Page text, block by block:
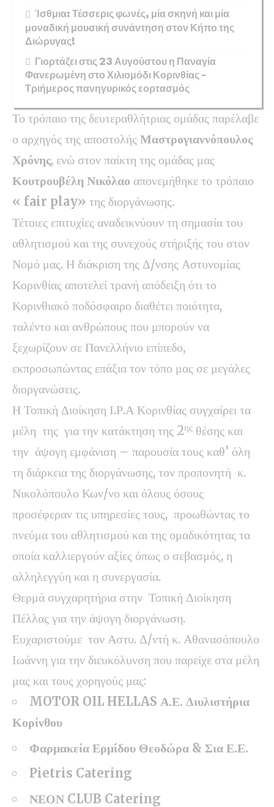
Ίσθμια: Τέσσερις φωνές, μία σκηνή και μία
μοναδική μουσική συνάντηση στον Κήπο της
Διώρυγας!
Γιορτάζει στις 23 Αυγούστου η Παναγία
Φανερωμένη στο Χιλιομόδι Κορινθίας –
Τριήμερος πανηγυρικός εορτασμός
Το τρόπαιο της δευτεραθλήτριας ομάδας παρέλαβε
ο αρχηγός της αποστολής Μαστρογιαννόπουλος
Χρόνης, ενώ στον παίκτη της ομάδας μας
Κουτρουβέλη Νικόλαο απονεμήθηκε το τρόπαιο
« fair play» της διοργάνωσης.
Τέτοιες επιτυχίες αναδεικνύουν τη σημασία του
αθλητισμού και της συνεχούς στήριξής του στον
Νομό μας. Η διάκριση της Δ/νσης Αστυνομίας
Κορινθίας αποτελεί τρανή απόδειξη ότι το
Κορινθιακό ποδόσφαιρο διαθέτει ποιότητα,
ταλέντο και ανθρώπους που μπορούν να
ξεχωρίζουν σε Πανελλήνιο επίπεδο,
εκπροσωπώντας επάξια τον τόπο μας σε μεγάλες
διοργανώσεις.
Η Τοπική Διοίκηση Ι.Ρ.Α Κορινθίας συγχαίρει τα
μέλη της για την κατάκτηση της 2ης θέσης και
την άψογη εμφάνιση – παρουσία τους καθ’ όλη
τη διάρκεια της διοργάνωσης, τον προπονητή κ.
Νικολόπουλο Κων/νο και όλους όσους
προσέφεραν τις υπηρεσίες τους, προωθώντας το
πνεύμα του αθλητισμού και της ομαδικότητας τα
οποία καλλιεργούν αξίες όπως ο σεβασμός, η
αλληλεγγύη και η συνεργασία.
Θερμά συγχαρητήρια στην Τοπική Διοίκηση
Πέλλας για την άψογη διοργάνωση.
Ευχαριστούμε τον Αστυ. Δ/ντή κ. Αθανασόπουλο
Ιωάννη για την διευκόλυνση που παρείχε στα μέλη
μας και τους χορηγούς μας:
MOTOR OIL HELLAS Α.Ε. Διυλιστήρια
Κορίνθου
Φαρμακεία Ερμίδου Θεοδώρα & Σια Ε.Ε.
Pietris Catering
ΝΕΟΝ CLUB Catering